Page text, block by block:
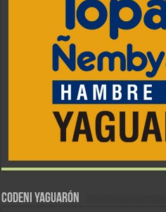
CODENI YAGUARÓN